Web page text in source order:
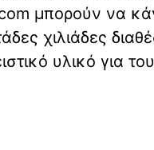
μπορούν να
χιλιάδες
υλικό για